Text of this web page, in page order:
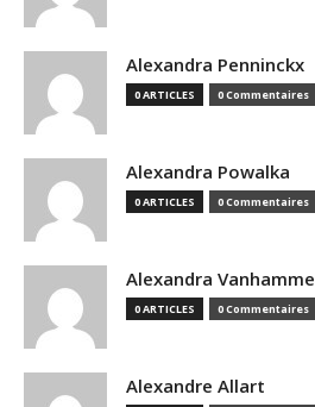
Alexandra Penninckx
0 ARTICLES 0 Commentaires
Alexandra Powalka
0 ARTICLES 0 Commentaires
Alexandra Vanhamme
0 ARTICLES 0 Commentaires
Alexandre Allart